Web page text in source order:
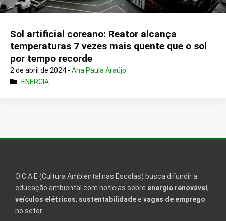
Sol artificial coreano: Reator alcança
temperaturas 7 vezes mais quente que o sol
por tempo recorde
2 de abril de 2024 - Ana Paula Araújo
ENERGIA
O C.A.E (Cultura Ambiental nas Escolas) busca difundir a
educação ambiental com notícias sobre energia renovável ,
veículos elétricos, sustentabilidadee vagas de emprego
no setor.